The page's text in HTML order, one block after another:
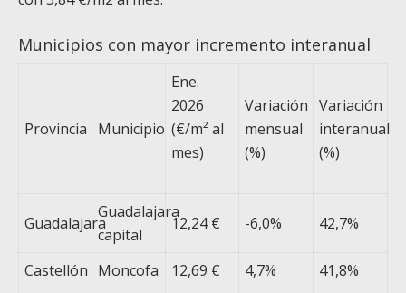
Municipios con mayor incremento interanual
Provincia Municipio
Ene.
2026
(€/m² al
mes)
Variación
mensual
(%)
Variación
interanual
(%)
Guadalajara
Guadalajara
capital
12,24 € -6,0% 42,7%
Castellón Moncofa 12,69 € 4,7% 41,8%